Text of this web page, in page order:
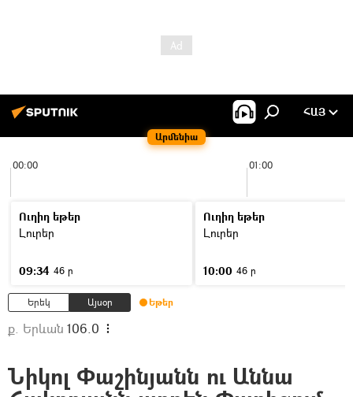
Արմենիա
ՀԱՅ
00:00 01:00
Ուղիղ եթեր
Լուրեր
09:34 46 ր
Ուղիղ եթեր
Լուրեր
10:00 46 ր
Երեկ Այսօր Եթեր
ք. Երևան 106.0
Նիկոլ Փաշինյանն ու Աննա